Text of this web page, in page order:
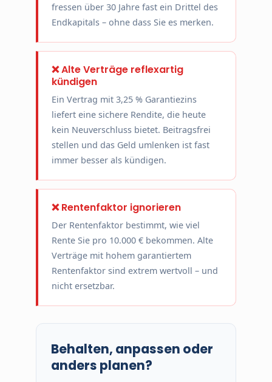
fressen über 30 Jahre fast ein Drittel des
Endkapitals – ohne dass Sie es merken.
❌ Alte Verträge reflexartig
kündigen
Ein Vertrag mit 3,25 % Garantiezins
liefert eine sichere Rendite, die heute
kein Neuverschluss bietet. Beitragsfrei
stellen und das Geld umlenken ist fast
immer besser als kündigen.
❌ Rentenfaktor ignorieren
Der Rentenfaktor bestimmt, wie viel
Rente Sie pro 10.000 € bekommen. Alte
Verträge mit hohem garantiertem
Rentenfaktor sind extrem wertvoll – und
nicht ersetzbar.
Behalten, anpassen oder
anders planen?